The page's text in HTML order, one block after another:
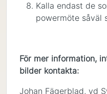
Kalla endast de
powermöte såväl
För mer information,
bilder kontakta:
Johan Fägerblad, vd